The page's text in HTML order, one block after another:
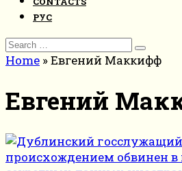
РУС
Search
for:
Home »Евгений Маккифф
Евгений